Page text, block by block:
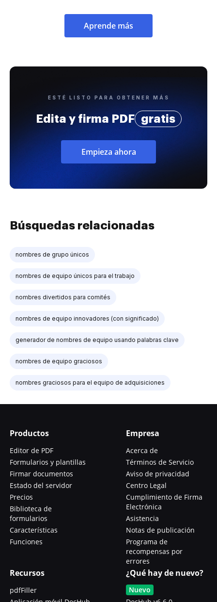
Aprende más
ESTÉ LISTO PARA OBTENER MÁS
Edita y firma PDF gratis
Empieza ahora
Búsquedas relacionadas
nombres de grupo únicos
nombres de equipo únicos para el trabajo
nombres divertidos para comités
nombres de equipo innovadores (con significado)
generador de nombres de equipo usando palabras clave
nombres de equipo graciosos
nombres graciosos para el equipo de adquisiciones
Productos
Editor de PDF
Formularios y plantillas
Firmar documentos
Estado del servidor
Precios
Biblioteca de
formularios
Características
Funciones
Empresa
Acerca de
Términos de Servicio
Aviso de privacidad
Centro Legal
Cumplimiento de Firma
Electrónica
Asistencia
Notas de publicación
Programa de
recompensas por
errores
Recursos
pdfFiller
¿Qué hay de nuevo?
Nuevo